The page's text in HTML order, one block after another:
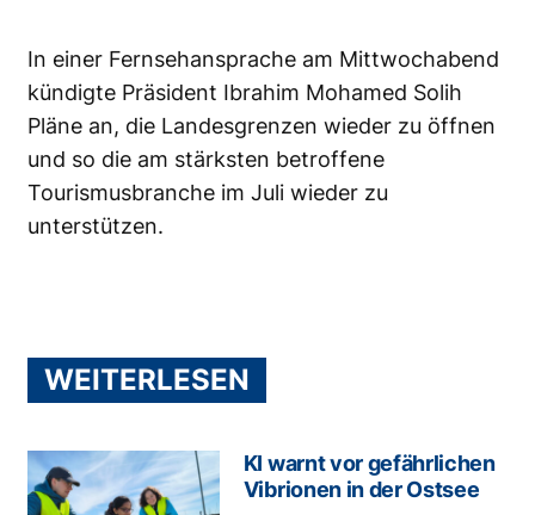
In einer Fernsehansprache am Mittwochabend
kündigte Präsident Ibrahim Mohamed Solih
Pläne an, die Landesgrenzen wieder zu öffnen
und so die am stärksten betroffene
Tourismusbranche im Juli wieder zu
unterstützen.
WEITERLESEN
KI warnt vor gefährlichen
Vibrionen in der Ostsee